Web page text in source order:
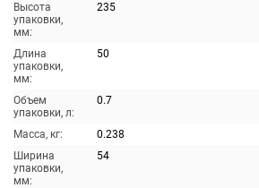
Высота
упаковки,
мм:
235
Длина
упаковки,
мм:
50
Объем
упаковки, л:
0.7
Масса, кг:
0.238
Ширина
упаковки,
мм:
54